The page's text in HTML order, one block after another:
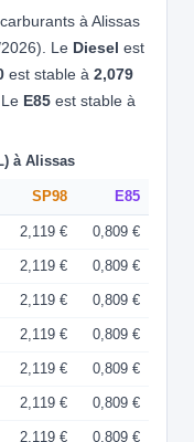
à Alissas
Le Diesel est
est stable à 2,079
E85 est stable à
à Alissas
SP98 E85
2,119 € 0,809 €
2,119 € 0,809 €
2,119 € 0,809 €
2,119 € 0,809 €
2,119 € 0,809 €
2,119 € 0,809 €
2,119 € 0,809 €